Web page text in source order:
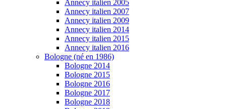
Annecy italien 2005
Annecy italien 2007
Annecy italien 2009
Annecy italien 2014
Annecy italien 2015
Annecy italien 2016
Bologne (né en 1986)
Bologne 2014
Bologne 2015
Bologne 2016
Bologne 2017
Bologne 2018